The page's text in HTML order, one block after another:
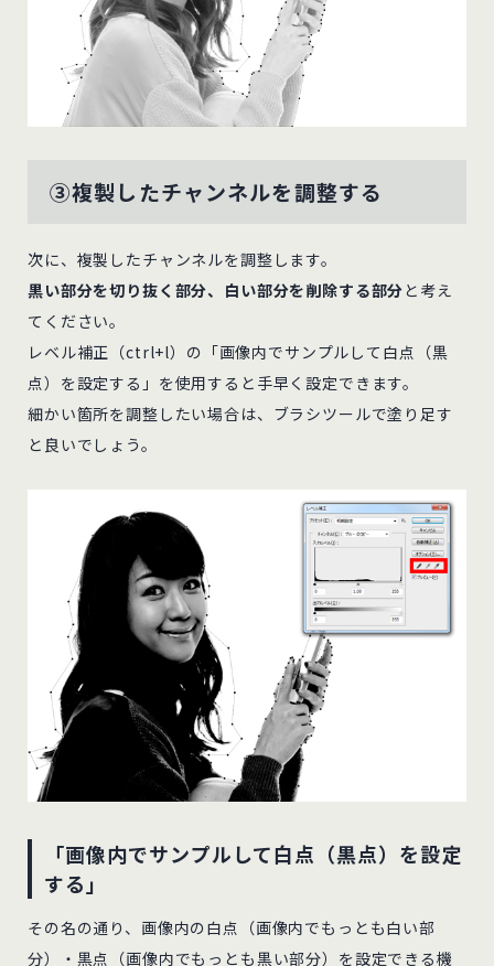
③複製したチャンネルを調整する
次に、複製したチャンネルを調整します。
黒い部分を切り抜く部分、白い部分を削除する部分と考え
てください。
レベル補正（ctrl+l）の「画像内でサンプルして白点（黒
点）を設定する」を使用すると手早く設定できます。
細かい箇所を調整したい場合は、ブラシツールで塗り足す
と良いでしょう。
「画像内でサンプルして白点（黒点）を設定
する」
その名の通り、画像内の白点（画像内でもっとも白い部
分）・黒点（画像内でもっとも黒い部分）を設定できる機